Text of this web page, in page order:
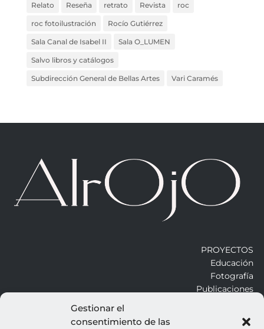
Gestionar el
consentimiento de las
Relato Reseña retrato Revista roc
roc fotoilustración Rocío Gutiérrez
Sala Canal de Isabel II Sala O_LUMEN
Salvo libros y catálogos
Subdirección General de Bellas Artes Vari Caramés
PROYECTOS
Educación
Fotografía
Publicaciones
ALROJO